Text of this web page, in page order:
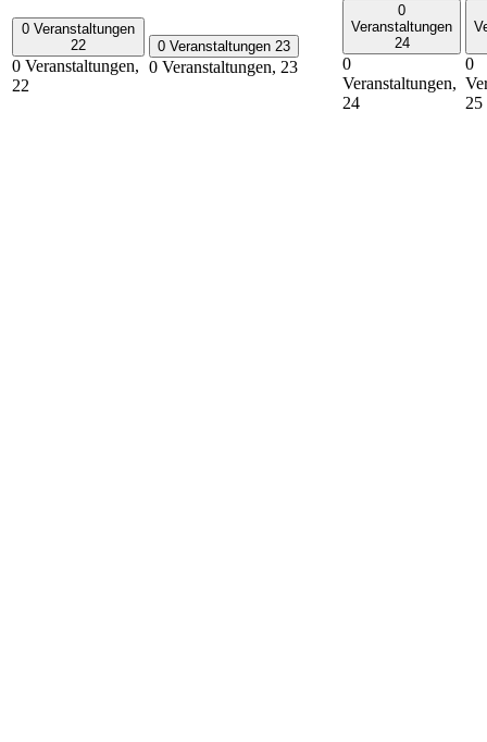
0 Veranstaltungen
22
0 Veranstaltungen,
22
0 Veranstaltungen 23
0 Veranstaltungen, 23
0
Veranstaltungen
24
0
Veranstaltungen,
24
0
25